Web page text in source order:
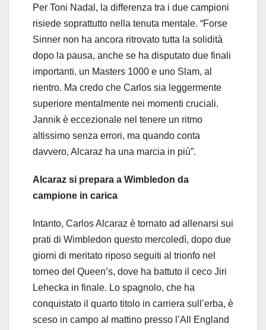
Per Toni Nadal, la differenza tra i due campioni
risiede soprattutto nella tenuta mentale. “Forse
Sinner non ha ancora ritrovato tutta la solidità
dopo la pausa, anche se ha disputato due finali
importanti, un Masters 1000 e uno Slam, al
rientro. Ma credo che Carlos sia leggermente
superiore mentalmente nei momenti cruciali.
Jannik è eccezionale nel tenere un ritmo
altissimo senza errori, ma quando conta
davvero, Alcaraz ha una marcia in più”.
Alcaraz si prepara a Wimbledon da
campione in carica
Intanto, Carlos Alcaraz è tornato ad allenarsi sui
prati di Wimbledon questo mercoledì, dopo due
giorni di meritato riposo seguiti al trionfo nel
torneo del Queen’s, dove ha battuto il ceco Jiri
Lehecka in finale. Lo spagnolo, che ha
conquistato il quarto titolo in carriera sull’erba, è
sceso in campo al mattino presso l’All England